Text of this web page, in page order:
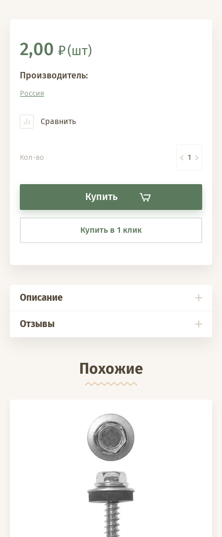
2,00 (шт)
Производитель:
Россия
Сравнить
Кол-во
Купить
Купить в 1 клик
Описание
Отзывы
Похожие